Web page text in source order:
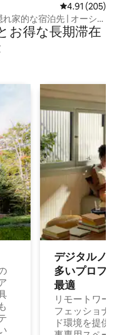
レビュー205
4.91 (205)
家的な宿泊先 | オーシャ
お⁠得⁠な長⁠期⁠滞⁠在
デジタルノ
多⁠いプ⁠ロ⁠フ⁠
最⁠適
リモートワー
フェッショナ
ド環境を提供